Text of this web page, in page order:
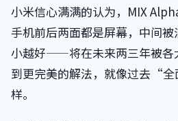
小米信心满满的认为，MIX
手机前后两面都是屏幕，中间
小越好——将在未来两三年被各
到更完美的解法，就像过去“
样。